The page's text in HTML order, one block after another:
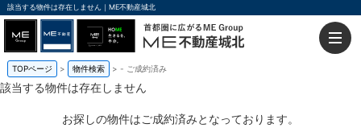
該当する物件は存在しません｜ME不動産城北
TOPページ 物件検索 - ご成約済み
該当する物件は存在しません
お探しの物件はご成約済みとなっております。